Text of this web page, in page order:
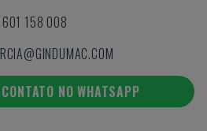
158 008
NO WHATSAPP